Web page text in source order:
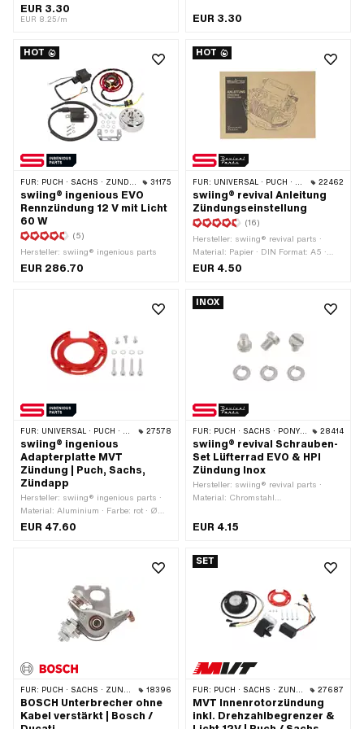
7 mm · Farbe: schwarz · Entstört: Nein
· Gesamtlänge: 400 mm ·
Nr.: A3939 · Sachs OEM-Nr.: 0665
016 101
EUR 3.30
EUR 8.25/m
aussen: 19.8 mm · Antrieb:
(Gewinde): 10 mm · Schlüsselweite: 15
mm · Höhe: 10.5 mm ·
Anwendungsbereich: Standard
EUR 3.30
HOT
FÜR: PUCH · SACHS · ZÜNDAPP BELMONDO 31175
swiing® ingenious EVO
Rennzündung 12 V mit Licht
60 W
(5)
Hersteller: swiing® ingenious parts
EUR 286.70
HOT
FÜR: UNIVERSAL · PUCH · SACHS · PIAGGIO · ZÜNDAPP BELMONDO 22462
swiing® revival Anleitung
Zündungseinstellung
(16)
Hersteller: swiing® revival parts ·
Material: Papier · DIN Format: A5 ·
Anzahl Seiten: 17 Stk. · Sprache:
EUR 4.50
FÜR: UNIVERSAL · PUCH · SACHS · ZÜNDAPP BELMONDO 27578
swiing® ingenious
Adapterplatte MVT
Zündung | Puch, Sachs,
Zündapp
Hersteller: swiing® ingenious parts ·
Material: Aluminium · Farbe: rot · Ø
aussen: 90 mm · Oberfläche: eloxiert ·
EUR 47.60
INOX
FÜR: PUCH · SACHS · PONY / CILO (BETA 521 & 512) · ZÜNDAPP BELMONDO · ZÜNDAPP 28414
swiing® revival Schrauben-
Set Lüfterrad EVO & HPI
Zündung Inox
Hersteller: swiing® revival parts ·
Material: Chromstahl
Nirosta) · Gewindeart: M6x1
Antrieb: Schlitz · Anzahl Bestandteile:
EUR 4.15
FÜR: PUCH · SACHS · ZÜNDAPP BELMONDO · TOMOS · DKW · HERCULES · KREIDLER · ZÜNDAPP · KTM · RIXE 18396
BOSCH Unterbrecher ohne
Kabel verstärkt | Bosch /
SET
FÜR: PUCH · SACHS · ZÜNDAPP BELMONDO 27687
MVT Innenrotorzündung
inkl. Drehzahlbegrenzer &